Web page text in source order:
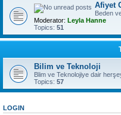
Afiyet
Beden
Moderator: Leyla Hanne
Topics: 51
Bilim ve Teknoloji
Blim ve Teknolojiye dair
Topics: 57
LOGIN